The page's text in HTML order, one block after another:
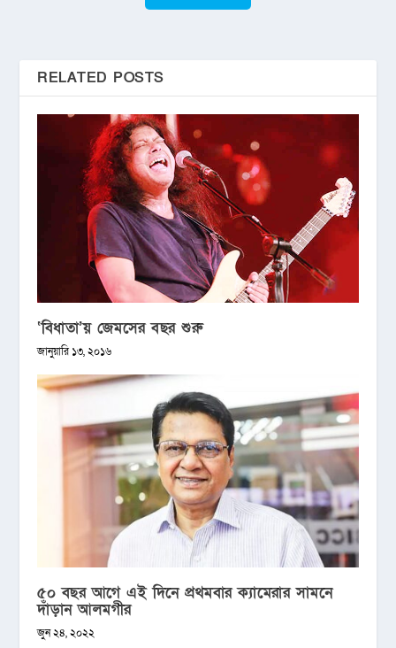
RELATED POSTS
‘বিধাতা’য় জেমসের বছর শুরু
জানুয়ারি ১৩, ২০১৬
৫০ বছর আগে এই দিনে প্রথমবার ক্যামেরার সামনে
দাঁড়ান আলমগীর
জুন ২৪, ২০২২